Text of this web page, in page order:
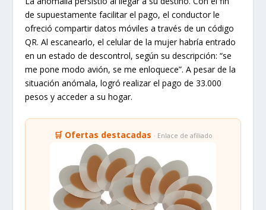
de supuestamente facilitar el pago, el conductor le
ofreció compartir datos móviles a través de un código
QR. Al escanearlo, el celular de la mujer habría entrado
en un estado de descontrol, según su descripción: “se
me pone modo avión, se me enloquece”. A pesar de la
situación anómala, logró realizar el pago de 33.000
pesos y acceder a su hogar.
🛒 Ofertas destacadas · Enlace de afiliado